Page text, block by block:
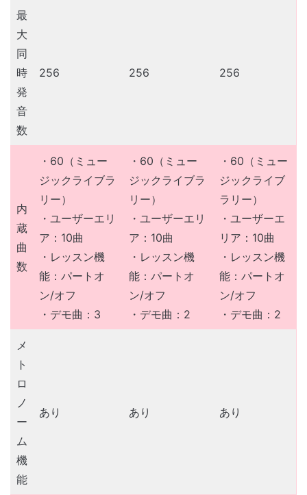
最
大
同
時
発
音
数
256 256 256
内
蔵
曲
数
・60（ミュー
ジックライブラ
リー）
・ユーザーエリ
ア：10曲
・レッスン機
能：パートオ
ン/オフ
・デモ曲：3
・60（ミュー
ジックライブラ
リー）
・ユーザーエリ
ア：10曲
・レッスン機
能：パートオ
ン/オフ
・デモ曲：2
・60（ミュー
ジックライブ
ラリー）
・ユーザーエ
リア：10曲
・レッスン機
能：パートオ
ン/オフ
・デモ曲：2
メ
ト
ロ
ノ
ー
ム
機
能
あり あり あり